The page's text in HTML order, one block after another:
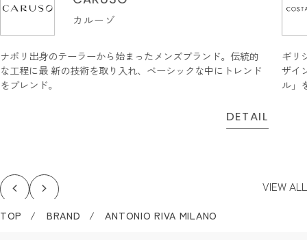
カルーゾ
ナポリ出身のテーラーから始まったメンズブランド。伝統的
な工程に最 新の技術を取り入れ、ベーシックな中にトレンド
をブレンド。
DETAIL
ギリ
ザイ
ル」
VIEW ALL
TOP BRAND ANTONIO RIVA MILANO